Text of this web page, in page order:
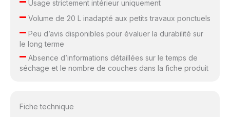
Usage strictement intérieur uniquement
–Volume de 20 L inadapté aux petits travaux ponctuels
–Peu d’avis disponibles pour évaluer la durabilité sur
le long terme
–Absence d’informations détaillées sur le temps de
séchage et le nombre de couches dans la fiche produit
Fiche technique